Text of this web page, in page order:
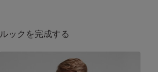
ルックを完成する